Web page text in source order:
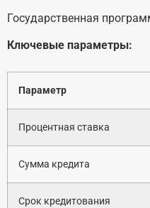
Государственная
Ключевые параметры:
Параметр
Процентная ставка
Сумма кредита
Срок кредитования